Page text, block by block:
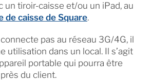
un tiroir-caisse et/ou un iPad, au
de caisse de Square.
pas au réseau 3G/4G, il
utilisation dans un local. Il s’agit
portable qui pourra être
du client.